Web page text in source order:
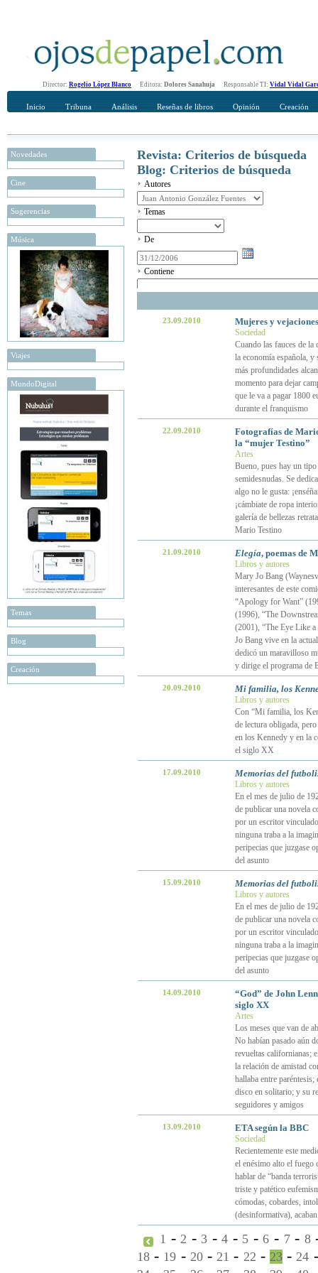
Director: Rogelio López Blanco Editora: Dolores Sanahuja Responsable TI: Vidal Vidal
Inicio Tribuna Análisis Reseñas de libros Opinión Creación
Novedades
Cine
Sugerencias
Música
Viajes
MundoDigital
Temas
Blog
Creación
Revista: Criterios de búsqueda
Blog: Criterios de búsqueda
Autores
Temas
De
Contiene
23.09.2010 Mujeres y
Sociedad
Cuando las fauces de la
la economía española, y
más profundidades
momento para dejar
que le va a pagar 1800
durante el franquismo
22.09.2010
Fotografías de
la “mujer Testino”
Artes
Bueno, pues hay un
semidesnudas. Se
algo no le gusta:
¡cámbiate de ropa
galería de bellezas
Mario Testino
21.09.2010 Elegía, poemas de
Libros y autores
Mary Jo Bang
interesantes de este
“Apology for Want”
(1996), “The
(2001), “The Eye Like
Jo Bang vive en la
dedicó un maravilloso
y dirige el programa de
20.09.2010 Mi familia, los
Libros y autores
Con “Mi familia, los
de lectura obligada,
en los Kennedy y en la
el siglo XX
17.09.2010 Memorias del
Libros y autores
En el mes de julio de
de publicar una novela
por un escritor
ninguna traba a la
peripecias que juzgase
del asunto
15.09.2010 Memorias del
Libros y autores
En el mes de julio de
de publicar una novela
por un escritor
ninguna traba a la
peripecias que juzgase
del asunto
14.09.2010
“God” de John
siglo XX
Artes
Los meses que van de
No habían pasado aún
revueltas californianas;
la relación de amistad
hallaba entre
disco en solitario; y su
seguidores y amigos
13.09.2010 ETA según la BBC
Sociedad
Recientemente este
el enésimo alto el fuego
hablar de “banda
triste y patético
cómodas, cobardes,
(desinformativa),
1 -2 - 3 -4 - 5 -6 - 7- 8
18 - 19 - 20-21 - 22 - 23-24